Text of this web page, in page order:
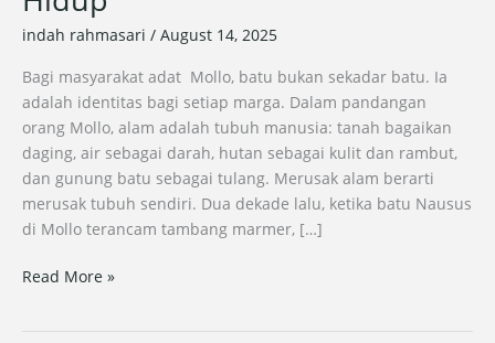
indah rahmasari / August 14, 2025
Bagi masyarakat adat Mollo, batu bukan sekadar batu. Ia
adalah identitas bagi setiap marga. Dalam pandangan
orang Mollo, alam adalah tubuh manusia: tanah bagaikan
daging, air sebagai darah, hutan sebagai kulit dan rambut,
dan gunung batu sebagai tulang. Merusak alam berarti
merusak tubuh sendiri. Dua dekade lalu, ketika batu Nausus
di Mollo terancam tambang marmer, […]
Read More »